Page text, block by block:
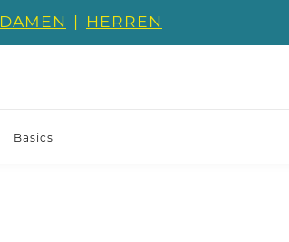
DAMEN | HERREN
Basics